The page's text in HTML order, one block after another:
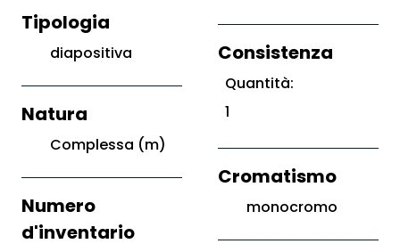
Tipologia
diapositiva
Natura
Complessa (m)
Numero
d'inventario
Consistenza
Quantità:
1
Cromatismo
monocromo